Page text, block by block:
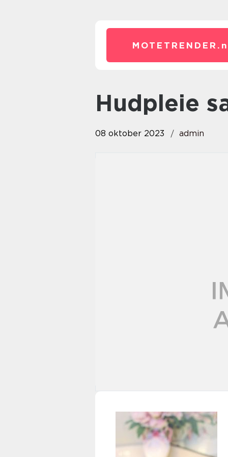
MOTETRENDER.
hudpleie
08 oktober 2023 admin